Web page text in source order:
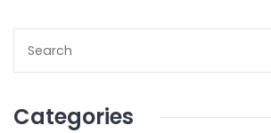
Categories